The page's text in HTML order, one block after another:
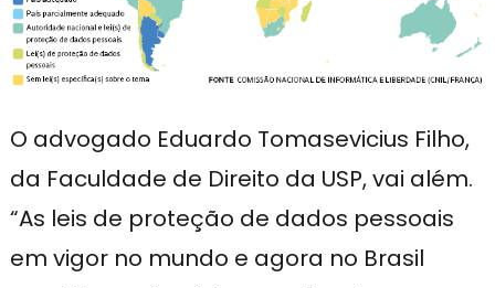
O advogado Eduardo Tomasevicius Filho,
da Faculdade de Direito da USP, vai além.
“As leis de proteção de dados pessoais
em vigor no mundo e agora no Brasil